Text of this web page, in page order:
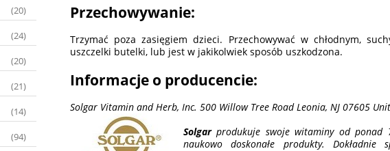
(20)
(24)
(20)
(21)
(14)
(94)
Przechowywanie:
Trzymać poza zasięgiem dzieci. Przechowywać w chłodnym,
uszczelki butelki, lub jest w jakikolwiek sposób uszkodzona.
Informacje o producencie:
Solgar Vitamin and Herb, Inc. 500 Willow Tree Road Leonia, NJ 07605
Solgarprodukuje swoje witaminy od ponad
naukowo doskonałe produkty.